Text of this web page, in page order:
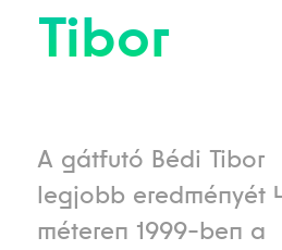
Tibor
A gátfutó Bédi Tibor
legjobb eredményét
méteren 1999-ben a